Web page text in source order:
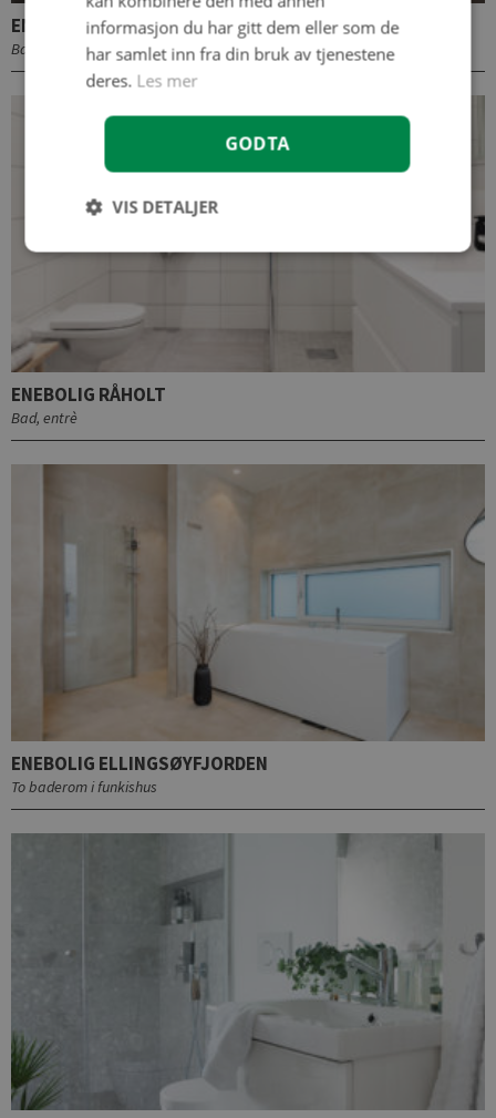
ENEBOLIG PORSGRUNN
Baderom
ENEBOLIG RÅHOLT
Bad, entrè
ENEBOLIG ELLINGSØYFJORDEN
To baderom i funkishus
informasjon du har gitt dem eller som de
har samlet inn fra din bruk av tjenestene
deres. Les mer
GODTA
VIS DETALJER